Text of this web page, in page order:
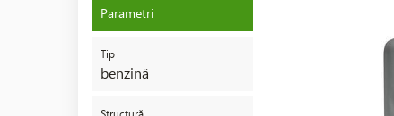
Parametri
Tip
benzină